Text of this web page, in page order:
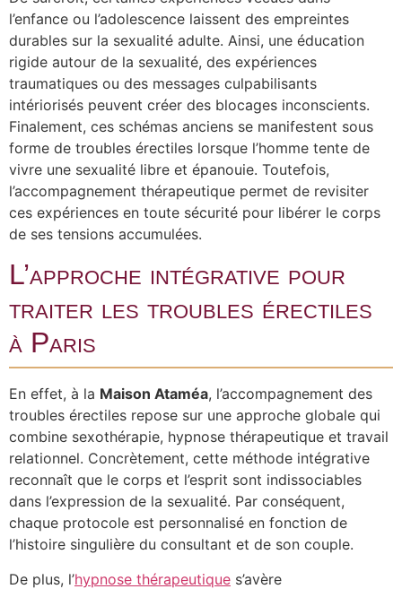
l’enfance ou l’adolescence laissent des empreintes
durables sur la sexualité adulte. Ainsi, une éducation
rigide autour de la sexualité, des expériences
traumatiques ou des messages culpabilisants
intériorisés peuvent créer des blocages inconscients.
Finalement, ces schémas anciens se manifestent sous
forme de troubles érectiles lorsque l’homme tente de
vivre une sexualité libre et épanouie. Toutefois,
l’accompagnement thérapeutique permet de revisiter
ces expériences en toute sécurité pour libérer le corps
de ses tensions accumulées.
L’approche intégrative pour
traiter les troubles érectiles
à Paris
En effet, à la Maison Ataméa, l’accompagnement des
troubles érectiles repose sur une approche globale qui
combine sexothérapie, hypnose thérapeutique et travail
relationnel. Concrètement, cette méthode intégrative
reconnaît que le corps et l’esprit sont indissociables
dans l’expression de la sexualité. Par conséquent,
chaque protocole est personnalisé en fonction de
l’histoire singulière du consultant et de son couple.
De plus, l’hypnose thérapeutique s’avère